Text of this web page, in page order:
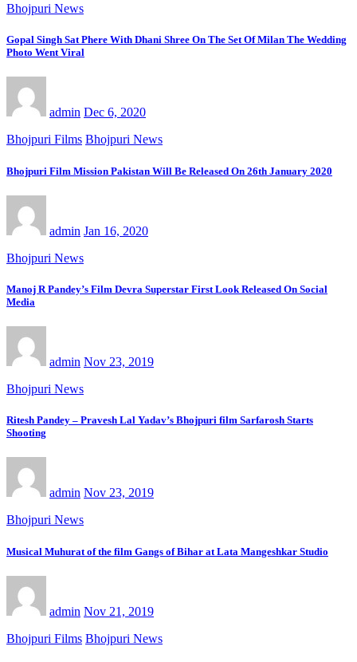
Bhojpuri News
Gopal Singh Sat Phere With Dhani Shree On The Set Of Milan The Wedding
Photo Went Viral
admin Dec 6, 2020
Bhojpuri Films Bhojpuri News
Bhojpuri Film Mission Pakistan Will Be Released On 26th January 2020
admin Jan 16, 2020
Bhojpuri News
Manoj R Pandey’s Film Devra Superstar First Look Released On Social
Media
admin Nov 23, 2019
Bhojpuri News
Ritesh Pandey – Pravesh Lal Yadav’s Bhojpuri film Sarfarosh Starts
Shooting
admin Nov 23, 2019
Bhojpuri News
Musical Muhurat of the film Gangs of Bihar at Lata Mangeshkar Studio
admin Nov 21, 2019
Bhojpuri Films Bhojpuri News